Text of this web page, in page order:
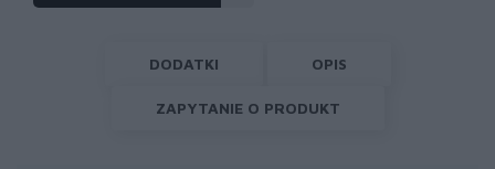
DODATKI OPIS
ZAPYTANIE O PRODUKT